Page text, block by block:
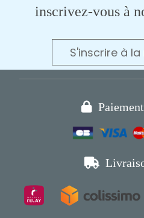
inscrivez-vous à
S'inscrire à

